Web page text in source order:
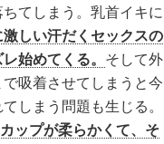
てしまう。乳首イキに
しい汗だくセックスの
始めてくる。 そして外
吸着させてしまうと今
しまう問題も生じる。
ップが柔らかくて、そ